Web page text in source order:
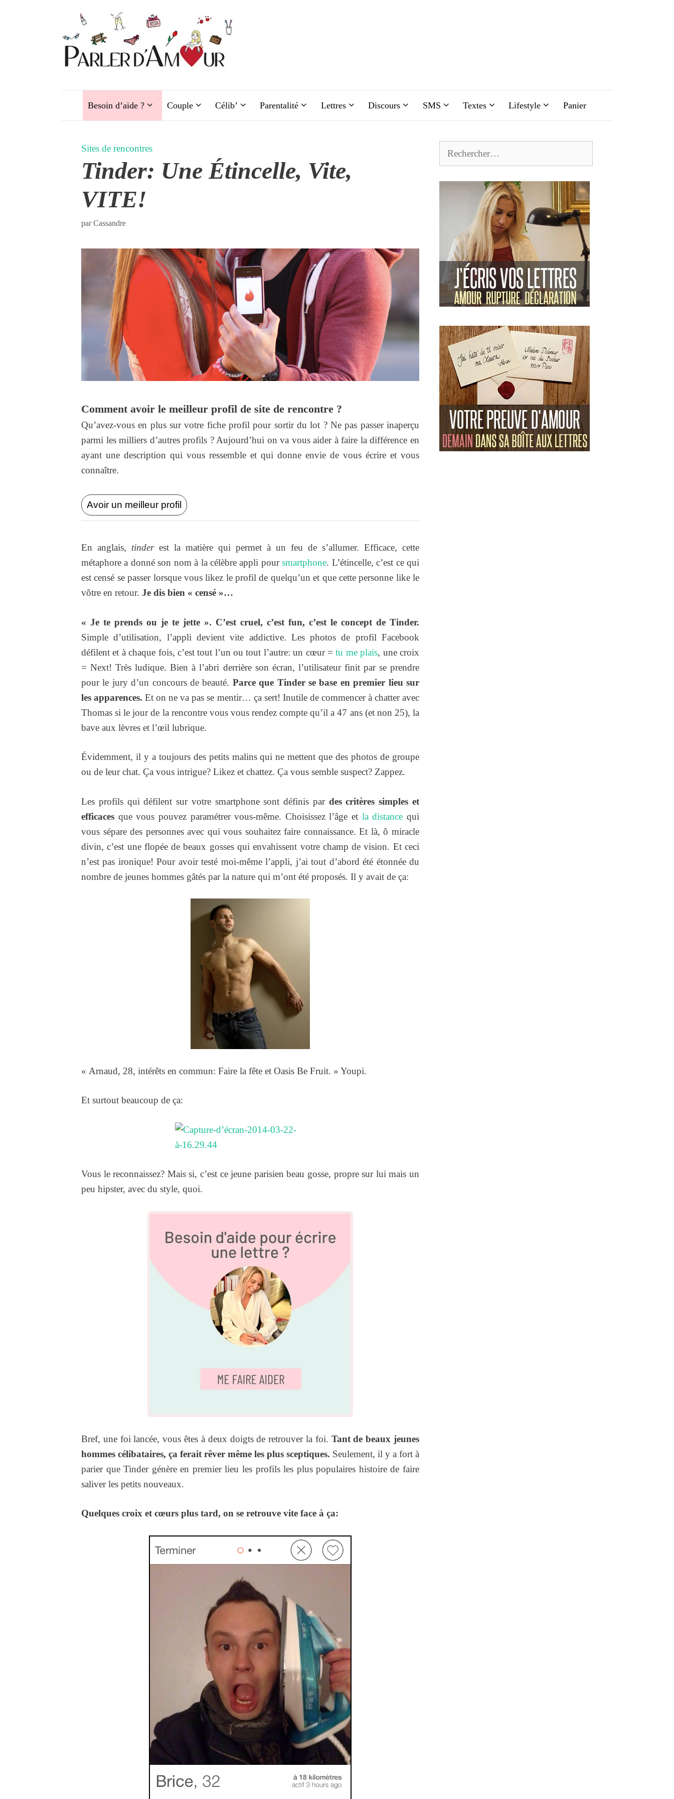
Besoin d’aide ? Couple Célib’ Parentalité Lettres Discours SMS Textes Lifestyle Panier
Sites de rencontres
Tinder: Une Étincelle, Vite,
VITE!
parCassandre
Comment avoir le meilleur profil de site de rencontre ?
Qu’avez-vous en plus sur votre fiche profil pour sortir du lot ? Ne pas passer inaperçu
parmi les milliers d’autres profils ? Aujourd’hui on va vous aider à faire la différence en
ayant une description qui vous ressemble et qui donne envie de vous écrire et vous
connaître.
Avoir un meilleur profil
En anglais, tinderest la matière qui permet à un feu de s’allumer. Efficace, cette
métaphore a donné son nom à la célèbre appli poursmartphone. L’étincelle, c’est ce qui
est censé se passer lorsque vous likez le profil de quelqu’un et que cette personne like le
vôtre en retour. Je dis bien « censé »…
« Je te prends ou je te jette ». C’est cruel, c’est fun, c’est le concept de Tinder.
Simple d’utilisation, l’appli devient vite addictive. Les photos de profil Facebook
défilent et à chaque fois, c’est tout l’un ou tout l’autre: un cœur =tu me plais, une croix
= Next! Très ludique. Bien à l’abri derrière son écran, l’utilisateur finit par se prendre
pour le jury d’un concours de beauté. Parce que Tinder se base en premier lieu sur
les apparences. Et on ne va pas se mentir… ça sert! Inutile de commencer à chatter avec
Thomas si le jour de la rencontre vous vous rendez compte qu’il a 47 ans (et non 25), la
bave aux lèvres et l’œil lubrique.
Évidemment, il y a toujours des petits malins qui ne mettent que des photos de groupe
ou de leur chat. Ça vous intrigue? Likez et chattez. Ça vous semble suspect? Zappez.
Les profils qui défilent sur votre smartphone sont définis par des critères simples et
efficaces que vous pouvez paramétrer vous-même. Choisissez l’âge et la distance qui
vous sépare des personnes avec qui vous souhaitez faire connaissance. Et là, ô miracle
divin, c’est une flopée de beaux gosses qui envahissent votre champ de vision. Et ceci
n’est pas ironique! Pour avoir testé moi-même l’appli, j’ai tout d’abord été étonnée du
nombre de jeunes hommes gâtés par la nature qui m’ont été proposés. Il y avait de ça:
« Arnaud, 28, intérêts en commun: Faire la fête et Oasis Be Fruit. » Youpi.
Et surtout beaucoup de ça:
Vous le reconnaissez? Mais si, c’est ce jeune parisien beau gosse, propre sur lui mais un
peu hipster, avec du style, quoi.
Bref, une foi lancée, vous êtes à deux doigts de retrouver la foi. Tant de beaux jeunes
hommes célibataires, ça ferait rêver même les plus sceptiques. Seulement, il y a fort à
parier que Tinder génère en premier lieu les profils les plus populaires histoire de faire
saliver les petits nouveaux.
Quelques croix et cœurs plus tard, on se retrouve vite face à ça: